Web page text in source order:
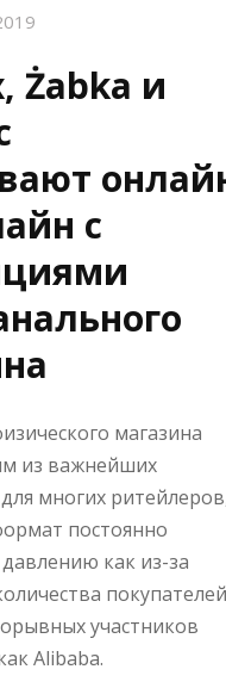
Żabka и
с
магазина
из важнейших
многих
постоянно
как из-за
участников
Alibaba.